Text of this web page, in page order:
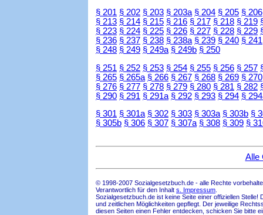
§ 201 § 202 § 203 § 203a § 204 § 205 § 206
§ 213 § 214 § 215 § 216 § 217 § 218 § 219
§ 223 § 224 § 225 § 226 § 227 § 228 § 229
§ 236 § 237 § 238 § 238a § 239 § 240 § 241
§ 248 § 249 § 249a § 249b § 250
§ 251 § 252 § 253 § 254 § 255 § 256 § 257
§ 265 § 265a § 266 § 267 § 268 § 269 § 270
§ 276 § 277 § 278 § 279 § 280 § 281 § 282
§ 290 § 291 § 291a § 292 § 293 § 294 §
§ 301 § 301a § 302 § 303 § 303a § 303b §
§ 305b § 306 § 307 § 307a § 308 § 309 §
Alle
© 1998-2007 Sozialgesetzbuch.de - alle Rechte
Verantwortlich für den Inhalt s. Impressum
Sozialgesetzbuch.de ist keine Seite einer offiziellen
und zeitlichen Möglichkeiten gepflegt. Der jeweilige
diesen Seiten einen Fehler entdecken, schicken Sie bitte